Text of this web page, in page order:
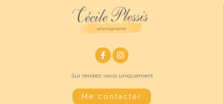
Sur rendez-vous uniquement
Me contacter